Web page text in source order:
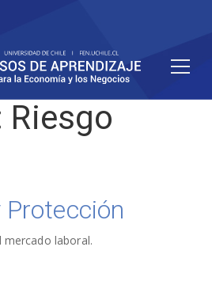
Riesgo
mercado laboral.